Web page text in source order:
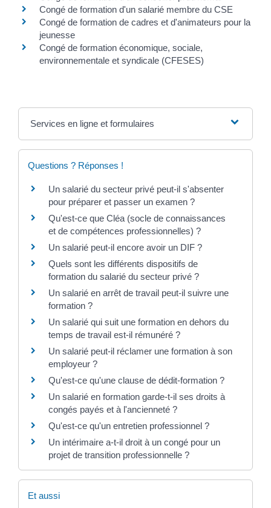
Congé de formation d'un salarié membre du CSE
Congé de formation de cadres et d'animateurs pour la
jeunesse
Congé de formation économique, sociale,
environnementale et syndicale (CFESES)
Services en ligne et formulaires
Questions ? Réponses !
Un salarié du secteur privé peut-il s'absenter
pour préparer et passer un examen ?
Qu'est-ce que Cléa (socle de connaissances
et de compétences professionnelles) ?
Un salarié peut-il encore avoir un DIF ?
Quels sont les différents dispositifs de
formation du salarié du secteur privé ?
Un salarié en arrêt de travail peut-il suivre une
formation ?
Un salarié qui suit une formation en dehors du
temps de travail est-il rémunéré ?
Un salarié peut-il réclamer une formation à son
employeur ?
Qu'est-ce qu'une clause de dédit-formation ?
Un salarié en formation garde-t-il ses droits à
congés payés et à l'ancienneté ?
Qu'est-ce qu'un entretien professionnel ?
Un intérimaire a-t-il droit à un congé pour un
projet de transition professionnelle ?
Et aussi